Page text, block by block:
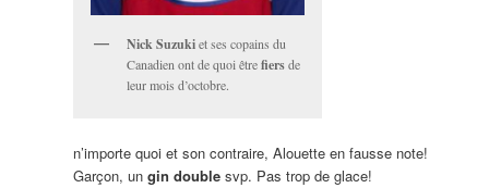
Nick Suzukiet ses copains du
Canadien ont de quoi êtrefiersde
leur mois d’octobre.
n’importe quoi et son contraire, Alouette en fausse note!
Garçon, un gin doublesvp. Pas trop de glace!